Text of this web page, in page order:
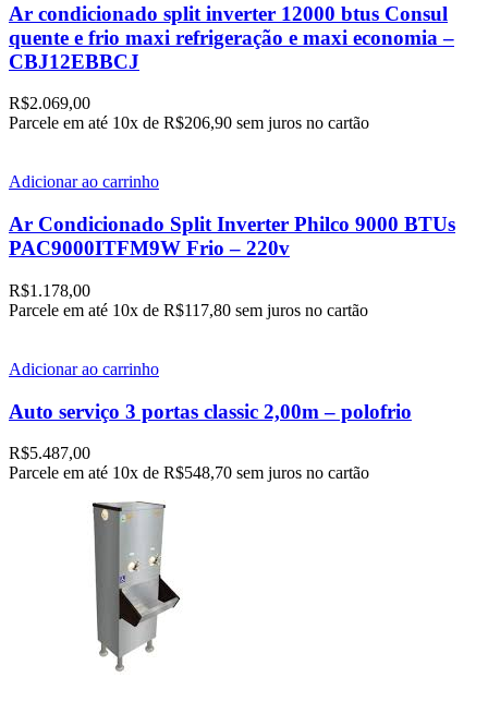
Ar condicionado split inverter 12000 btus Consul
quente e frio maxi refrigeração e maxi economia –
CBJ12EBBCJ
R$2.069,00
Parcele em até 10x de R$206,90 sem juros no cartão
Adicionar ao carrinho
Ar Condicionado Split Inverter Philco 9000 BTUs
PAC9000ITFM9W Frio – 220v
R$1.178,00
Parcele em até 10x de R$117,80 sem juros no cartão
Adicionar ao carrinho
Auto serviço 3 portas classic 2,00m – polofrio
R$5.487,00
Parcele em até 10x de R$548,70 sem juros no cartão